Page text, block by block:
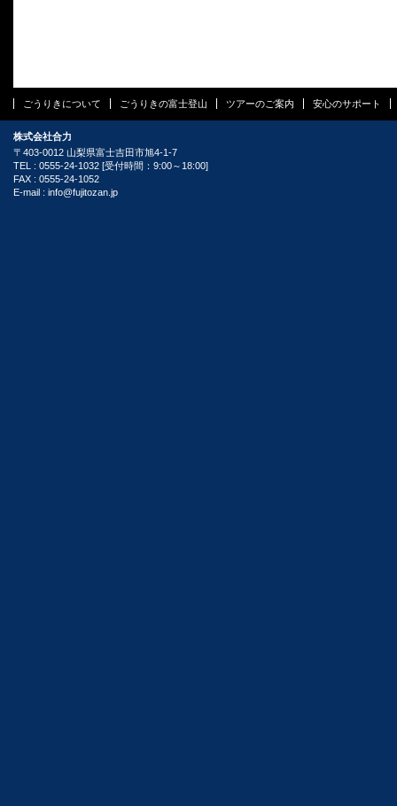
ごうりきについて ごうりきの富士登山 ツアーのご案内 安心のサポート
株式会社合力
〒403-0012 山梨県富士吉田市旭4-1-7
TEL : 0555-24-1032 [受付時間：9:00～18:00]
FAX : 0555-24-1052
E-mail : info@fujitozan.jp